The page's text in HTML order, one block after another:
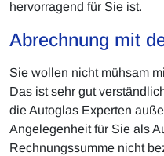
hervorragend für Sie ist.
Abrechnung mit
Sie wollen nicht mühsam
Das ist sehr gut
die Autoglas Experten
Angelegenheit für Sie als
Rechnungssumme nicht